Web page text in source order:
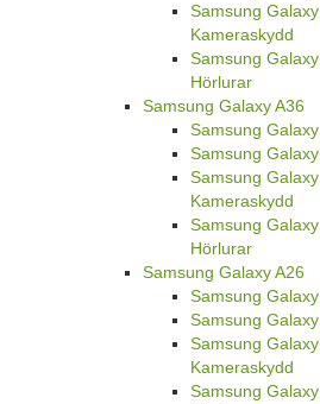
Samsung
Kameraskydd
Samsung
Hörlurar
Samsung Galaxy A36
Samsung
Samsung
Samsung
Kameraskydd
Samsung
Hörlurar
Samsung Galaxy A26
Samsung
Samsung
Samsung
Kameraskydd
Samsung